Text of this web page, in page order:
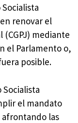
renovar el
(CGPJ) mediante
el Parlamento o,
posible.
el mandato
afrontando las